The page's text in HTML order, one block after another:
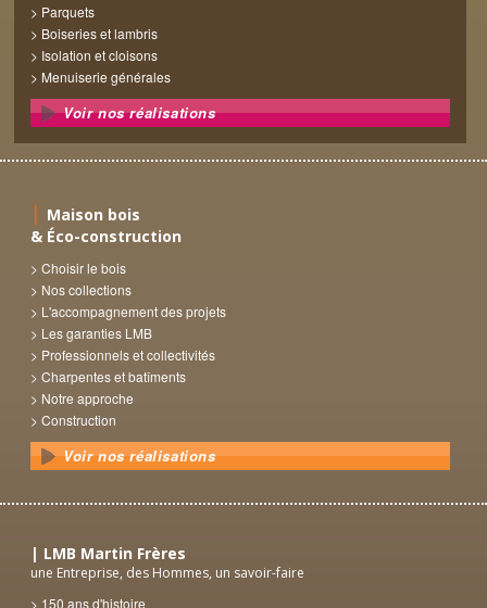
Parquets
Boiseries et lambris
Isolation et cloisons
Menuiserie générales
Voir nos réalisations
Maison bois
& Éco-construction
Choisir le bois
Nos collections
L'accompagnement des projets
Les garanties LMB
Professionnels et collectivités
Charpentes et batîments
Notre approche
Construction
Voir nos réalisations
LMB Martin Frères
une Entreprise, des Hommes, un savoir-faire
150 ans d'histoire